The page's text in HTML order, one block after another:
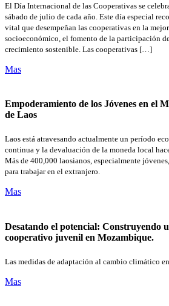
El Día Internacional de las Cooperativas se
sábado de julio de cada año. Este día especial
vital que desempeñan las cooperativas en la
socioeconómico, el fomento de la participación
crecimiento sostenible. Las cooperativas […]
Mas
Empoderamiento de los Jóvenes en el
de Laos
Laos está atravesando actualmente un período
continua y la devaluación de la moneda local
Más de 400,000 laosianos, especialmente
para trabajar en el extranjero.
Mas
Desatando el potencial: Construyendo
cooperativo juvenil en Mozambique.
Las medidas de adaptación al cambio climático
Mas